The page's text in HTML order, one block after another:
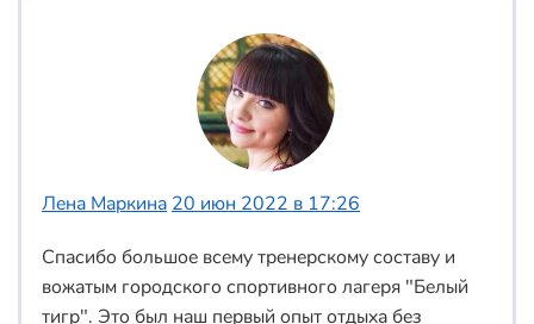
Лена Маркина 20 июн 2022 в 17:26
Спасибо большое всему тренерскому составу и
вожатым городского спортивного лагеря "Белый
тигр". Это был наш первый опыт отдыха без